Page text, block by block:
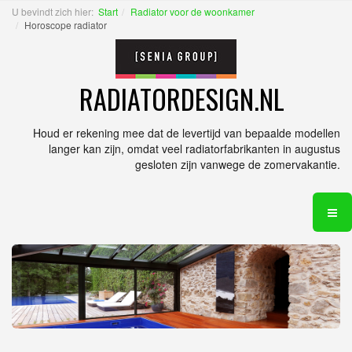
U bevindt zich hier: Start
Radiator voor de woonkamer
Horoscope radiator
RADIATORDESIGN.NL
Houd er rekening mee dat de levertijd van bepaalde modellen
langer kan zijn, omdat veel radiatorfabrikanten in augustus
gesloten zijn vanwege de zomervakantie.